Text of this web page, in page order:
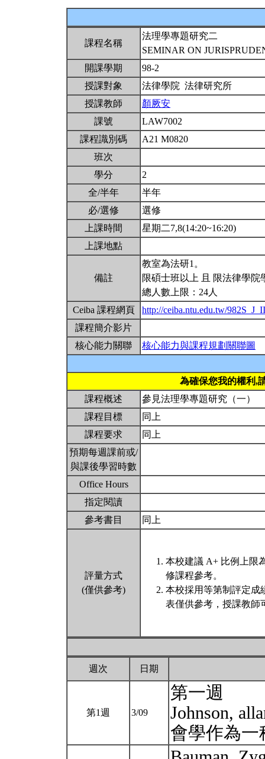
課程名稱
法理學專題研究二
SEMINAR ON
開課學期
98-2
授課對象
法律學院 法律研究所
授課教師
顏厥安
課號
LAW7002
課程識別碼
A21 M0820
班次
學分
2
全/半年
半年
必/選修
選修
上課時間
星期二7,8(14:20~16:20)
上課地點
備註
教室為法研1。
限碩士班以上 且 限法律學院
總人數上限：24人
Ceiba 課程網頁
http://ceiba.ntu.edu.tw/982S_J_II
課程簡介影片
核心能力關聯
核心能力與課程規劃關聯圖
為確保您我的權利,
課程概述
參見法理學專題研究（一）
課程目標
同上
課程要求
同上
預期每週課前或/
與課後學習時數
Office Hours
指定閱讀
參考書目
同上
評量方式
(僅供參考)
本校建議 A+ 比例上限
修課程參考。
本校採用等第制評定成
表僅供參考，授課教師
週次 日期
第1週 3/09
第一週
Johnson,
會學作為